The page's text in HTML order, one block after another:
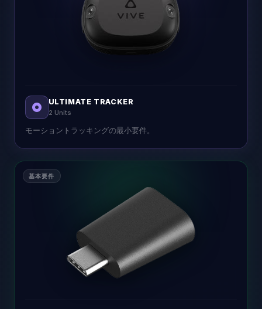
ULTIMATE TRACKER
2 Units
モーショントラッキングの最小要件。
基本要件